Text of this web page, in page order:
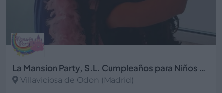
La Mansion Party, S.L. Cumpleaños para Niños Madrid
Villaviciosa de Odon (Madrid)